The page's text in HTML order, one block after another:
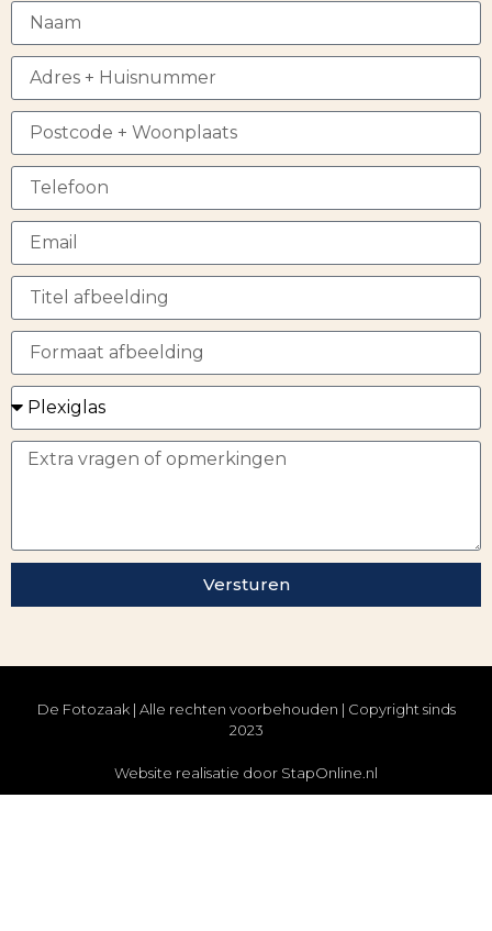
Versturen
De Fotozaak | Alle rechten voorbehouden | Copyright sinds
2023
Website realisatie door StapOnline.nl